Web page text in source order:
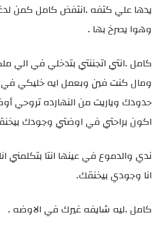
يدها علي كتفه .انتفض كامل كمن
وهوا يصرخ بها .
كامل .انتي اتجننتي بتدخلي في الي
ومال كنت فين وبعمل ايه خليكي
حدودك وياريت من النهارده تروحي
اكون براحتي في اوضتي وجودك
ندي والدموع في عينها انتا بتكلمني
انا وجودي بيخنقك.
كامل .ليه شايفه غيرك في الاوضه .